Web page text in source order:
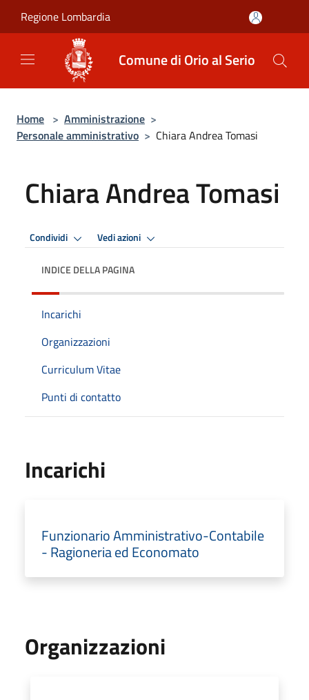
Regione Lombardia
Comune di Orio al Serio
Home > Amministrazione >
Personale amministrativo > Chiara Andrea Tomasi
Chiara Andrea Tomasi
Condividi Vedi azioni
INDICE DELLA PAGINA
Incarichi
Organizzazioni
Curriculum Vitae
Punti di contatto
Incarichi
Funzionario Amministrativo-Contabile
- Ragioneria ed Economato
Organizzazioni